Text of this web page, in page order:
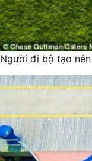
Người đi bộ tạo